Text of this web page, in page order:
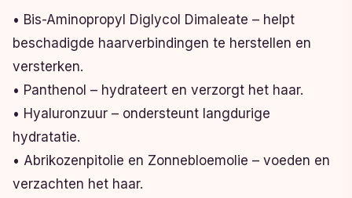
• Bis-Aminopropyl Diglycol Dimaleate – helpt
beschadigde haarverbindingen te herstellen en
versterken.
• Panthenol – hydrateert en verzorgt het haar.
• Hyaluronzuur – ondersteunt langdurige
hydratatie.
• Abrikozenpitolie en Zonnebloemolie – voeden en
verzachten het haar.